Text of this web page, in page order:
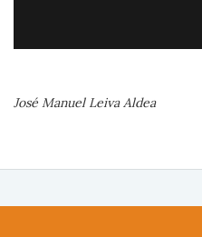
José Manuel Leiva Aldea